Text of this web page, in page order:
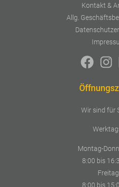
Kontakt &
Allg.
Wir sind für
Montag-
8:00 bis
8:00 bis